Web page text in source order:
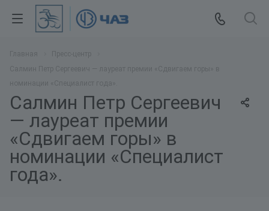
Салмин Петр Сергеевич
— лауреат премии
«Сдвигаем горы» в
номинации «Специалист
года».